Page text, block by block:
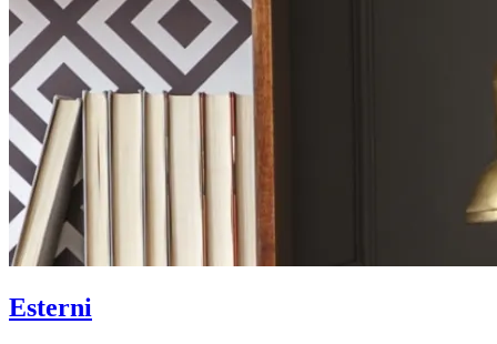
Esterni